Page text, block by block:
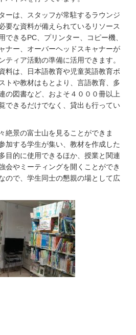
ーは、スタッフが常駐するラウンジ
要な資料が備えられているリソース
できるPC、プリンター、コピー機、
ナー、オーバーヘッドスキャナーが
ティア活動の準備に活用できます。
料は、日本語教育や児童英語教育ボ
トや教材はもとより、言語教育、多
の図書など、およそ４０００冊以上
できるだけでなく、貸出も行ってい
絶景の富士山を見ることができま
加する学生が集い、教材を作成した
目的に使用できるほか、授業と関連
会やミーティングを開くことができ
ので、学生同士の懇親の場として広